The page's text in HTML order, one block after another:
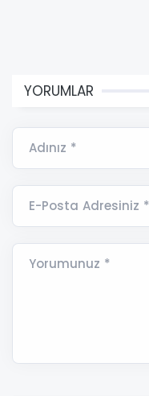
YORUMLAR
Adınız *
E-Posta Adresiniz *
Yorumunuz *